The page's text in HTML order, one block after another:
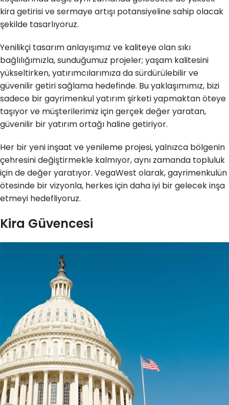
kira getirisi ve sermaye artışı potansiyeline sahip olacak
şekilde tasarlıyoruz.
Yenilikçi tasarım anlayışımız ve kaliteye olan sıkı
bağlılığımızla, sunduğumuz projeler; yaşam kalitesini
yükseltirken, yatırımcılarımıza da sürdürülebilir ve
güvenilir getiri sağlama hedefinde. Bu yaklaşımımız, bizi
sadece bir gayrimenkul yatırım şirketi yapmaktan öteye
taşıyor ve müşterilerimiz için gerçek değer yaratan,
güvenilir bir yatırım ortağı haline getiriyor.
Her bir yeni inşaat ve yenileme projesi, yalnızca bölgenin
çehresini değiştirmekle kalmıyor, aynı zamanda topluluk
için de değer yaratıyor. VegaWest olarak, gayrimenkulün
ötesinde bir vizyonla, herkes için daha iyi bir gelecek inşa
etmeyi hedefliyoruz.
Kira Güvencesi